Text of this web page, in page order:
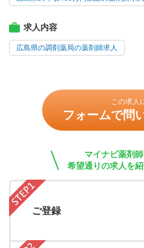
求人内容
広島県の調剤薬局の薬剤師求人
この求人
フォームで問
マイナビ薬剤
希望通りの求人を
ご登録